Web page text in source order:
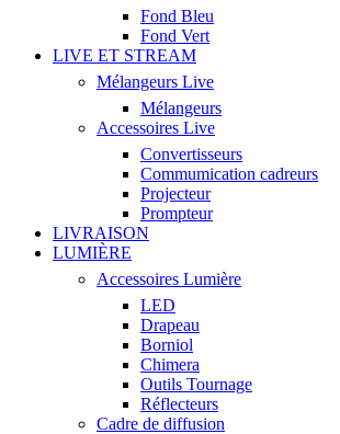
Fond Bleu
Fond Vert
LIVE ET STREAM
Mélangeurs Live
Mélangeurs
Accessoires Live
Convertisseurs
Commumication cadreurs
Projecteur
Prompteur
LIVRAISON
LUMIÈRE
Accessoires Lumière
LED
Drapeau
Borniol
Chimera
Outils Tournage
Réflecteurs
Cadre de diffusion